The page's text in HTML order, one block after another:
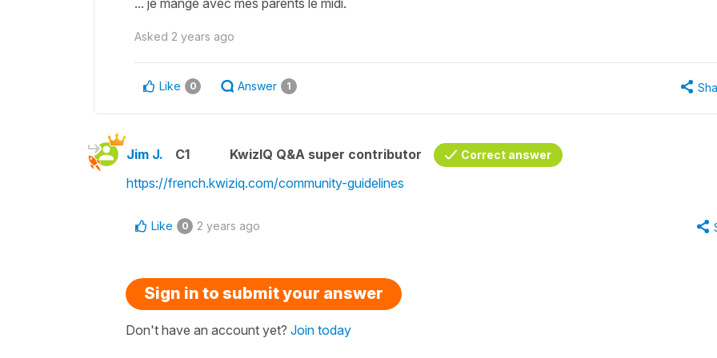
Asked 2 years ago
Like 0 Answer 1
Jim J. C1 KwizIQ Q&A super contributor Correct answer
https://french.kwiziq.com/community-guidelines
Like 0 2 years ago
Sign in to submit your answer
Don't have an account yet? Join today